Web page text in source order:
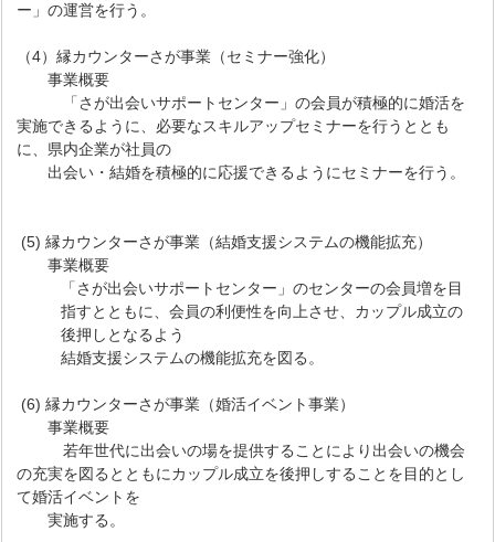
ー」の運営を行う。
（4）縁カウンターさが事業（セミナー強化）
事業概要
「さが出会いサポートセンター」の会員が積極的に婚活を
実施できるように、必要なスキルアップセミナーを行うととも
に、県内企業が社員の
出会い・結婚を積極的に応援できるようにセミナーを行う。
(5) 縁カウンターさが事業（結婚支援システムの機能拡充）
事業概要
「さが出会いサポートセンター」のセンターの会員増を目
指すとともに、会員の利便性を向上させ、カップル成立の
後押しとなるよう
結婚支援システムの機能拡充を図る。
(6) 縁カウンターさが事業（婚活イベント事業）
事業概要
若年世代に出会いの場を提供することにより出会いの機会
の充実を図るとともにカップル成立を後押しすることを目的とし
て婚活イベントを
実施する。